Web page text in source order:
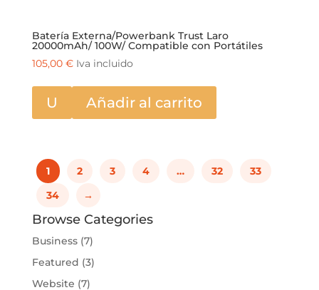
Batería Externa/Powerbank Trust Laro
20000mAh/ 100W/ Compatible con Portátiles
105,00 € Iva incluido
U Añadir al carrito
1 2 3 4 … 32
33
34
→
Browse Categories
Business(7)
Featured (3)
Website (7)